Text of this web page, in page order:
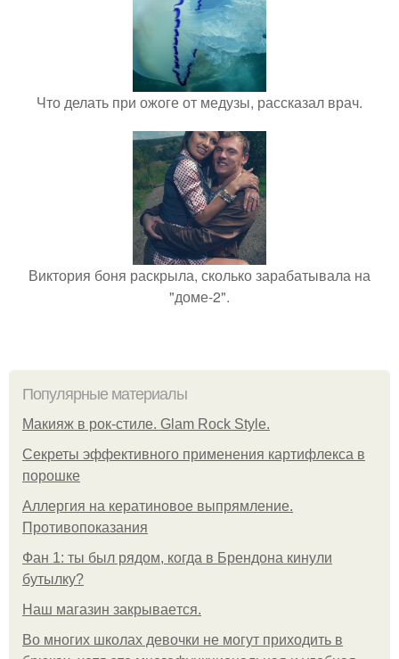
Что делать при ожоге от медузы, рассказал врач.
Виктория боня раскрыла, сколько зарабатывала на
"доме-2".
Популярные материалы
Макияж в рок-стиле. Glam Rock Style.
Секреты эффективного применения картифлекса в
порошке
Аллергия на кератиновое выпрямление.
Противопоказания
Фан 1: ты был рядом, когда в Брендона кинули
бутылку?
Нaш магaзин зaкрывaeтся.
Во многих школах девочки не могут приходить в